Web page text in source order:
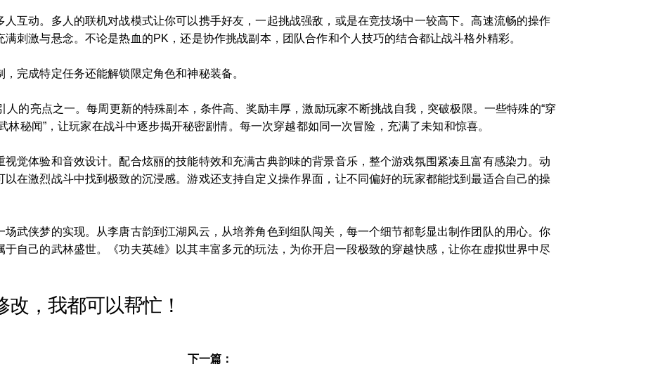
互动。多人的联机对战模式让你可以携手好友，一起挑战强敌，或是在竞技场中一较高下。高速流畅的操作
刺激与悬念。不论是热血的PK，还是协作挑战副本，团队合作和个人技巧的结合都让战斗格外精彩。
完成特定任务还能解锁限定角色和神秘装备。
的亮点之一。每周更新的特殊副本，条件高、奖励丰厚，激励玩家不断挑战自我，突破极限。一些特殊的“穿
林秘闻”，让玩家在战斗中逐步揭开秘密剧情。每一次穿越都如同一次冒险，充满了未知和惊喜。
觉体验和音效设计。配合炫丽的技能特效和充满古典韵味的背景音乐，整个游戏氛围紧凑且富有感染力。动
在激烈战斗中找到极致的沉浸感。游戏还支持自定义操作界面，让不同偏好的玩家都能找到最适合自己的操
武侠梦的实现。从李唐古韵到江湖风云，从培养角色到组队闯关，每一个细节都彰显出制作团队的用心。你
自己的武林盛世。《功夫英雄》以其丰富多元的玩法，为你开启一段极致的穿越快感，让你在虚拟世界中尽
，我都可以帮忙！
下一篇：